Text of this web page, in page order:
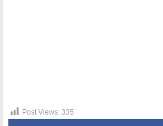
Post Views: 335